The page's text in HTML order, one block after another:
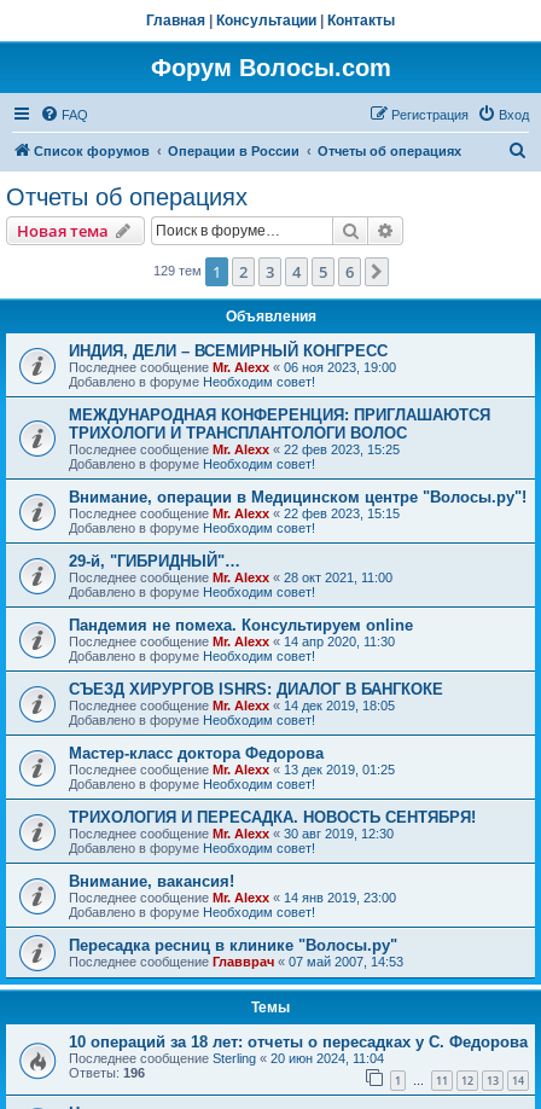
Главная Консультации Контакты
Форум Волосы.com
FAQ Вход
Регистрация
Список форумов Операции в России Отчеты об операциях
Отчеты об операциях
Новая тема Поиск
129 тем 1 2 3 4 5 6
Объявления
ИНДИЯ, ДЕЛИ – ВСЕМИРНЫЙ КОНГРЕСС
Последнее сообщение Mr. Alexx « 06 ноя 2023, 19:00
Добавлено в форуме Необходим совет!
МЕЖДУНАРОДНАЯ КОНФЕРЕНЦИЯ: ПРИГЛАШАЮТСЯ
ТРИХОЛОГИ И ТРАНСПЛАНТОЛОГИ ВОЛОС
Последнее сообщение Mr. Alexx « 22 фев 2023, 15:25
Добавлено в форуме Необходим совет!
Внимание, операции в Медицинском центре "Волосы.ру"!
Последнее сообщение Mr. Alexx « 22 фев 2023, 15:15
Добавлено в форуме Необходим совет!
29-й, "ГИБРИДНЫЙ"…
Последнее сообщение Mr. Alexx « 28 окт 2021, 11:00
Добавлено в форуме Необходим совет!
Пандемия не помеха. Консультируем online
Последнее сообщение Mr. Alexx « 14 апр 2020, 11:30
Добавлено в форуме Необходим совет!
СЪЕЗД ХИРУРГОВ ISHRS: ДИАЛОГ В БАНГКОКЕ
Последнее сообщение Mr. Alexx « 14 дек 2019, 18:05
Добавлено в форуме Необходим совет!
Мастер-класс доктора Федорова
Последнее сообщение Mr. Alexx « 13 дек 2019, 01:25
Добавлено в форуме Необходим совет!
ТРИХОЛОГИЯ И ПЕРЕСАДКА. НОВОСТЬ СЕНТЯБРЯ!
Последнее сообщение Mr. Alexx « 30 авг 2019, 12:30
Добавлено в форуме Необходим совет!
Внимание, вакансия!
Последнее сообщение Mr. Alexx « 14 янв 2019, 23:00
Добавлено в форуме Необходим совет!
Пересадка ресниц в клинике "Волосы.ру"
Последнее сообщение Главврач « 07 май 2007, 14:53
Темы
10 операций за 18 лет: отчеты о пересадках у С. Федорова
Последнее сообщение Sterling « 20 июн 2024, 11:04
Ответы: 196 1 … 11 12 13 14